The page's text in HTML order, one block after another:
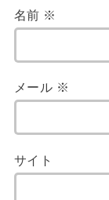
名前 ※
メール ※
サイト